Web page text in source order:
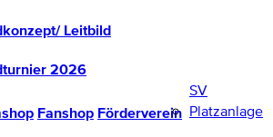
Leitbild
2026
Fanshop Förderverein
SV
Platzanlage